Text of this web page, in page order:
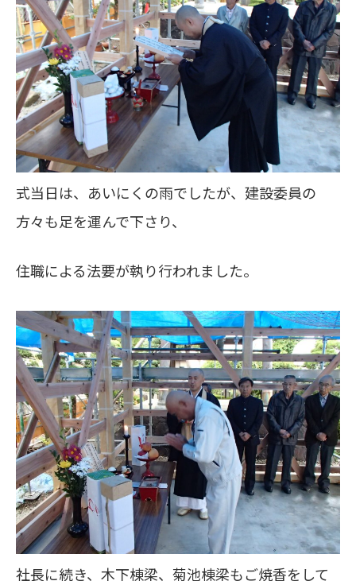
式当日は、あいにくの雨でしたが、建設委員の
方々も足を運んで下さり、
住職による法要が執り行われました。
社長に続き、木下棟梁、菊池棟梁もご焼香をして